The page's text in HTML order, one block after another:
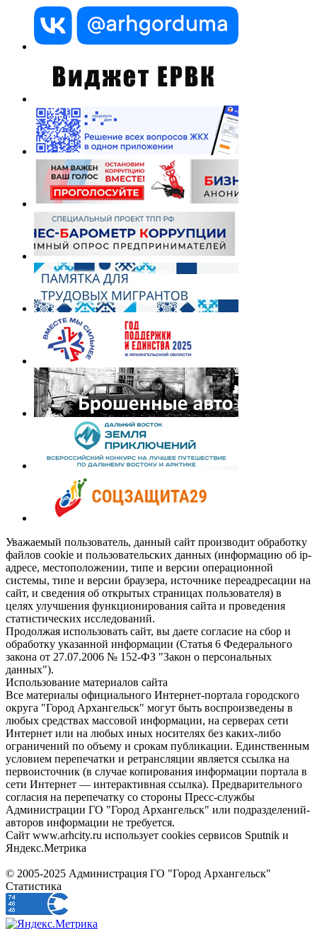
Уважаемый пользователь, данный сайт производит обработку
файлов cookie и пользовательских данных (информацию об ip-
адресе, местоположении, типе и версии операционной
системы, типе и версии браузера, источнике переадресации на
сайт, и сведения об открытых страницах пользователя) в
целях улучшения функционирования сайта и проведения
статистических исследований.
Продолжая использовать сайт, вы даете согласие на сбор и
обработку указанной информации (Статья 6 Федерального
закона от 27.07.2006 № 152-ФЗ "Закон о персональных
данных").
Использование материалов сайта
Все материалы официального Интернет-портала городского
округа "Город Архангельск" могут быть воспроизведены в
любых средствах массовой информации, на серверах сети
Интернет или на любых иных носителях без каких-либо
ограничений по объему и срокам публикации. Единственным
условием перепечатки и ретрансляции является ссылка на
первоисточник (в случае копирования информации портала в
сети Интернет — интерактивная ссылка). Предварительного
согласия на перепечатку со стороны Пресс-службы
Администрации ГО "Город Архангельск" или подразделений-
авторов информации не требуется.
Сайт www.arhcity.ru использует cookies сервисов Sputnik и
Яндекс.Метрика
© 2005-2025 Администрация ГО "Город Архангельск"
Статистика